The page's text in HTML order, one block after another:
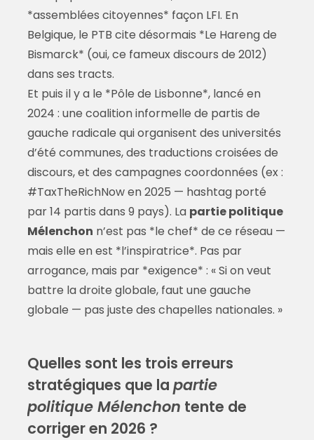
*assemblées citoyennes* façon LFI. En
Belgique, le PTB cite désormais *Le Hareng de
Bismarck* (oui, ce fameux discours de 2012)
dans ses tracts.
Et puis il y a le *Pôle de Lisbonne*, lancé en
2024 : une coalition informelle de partis de
gauche radicale qui organisent des universités
d’été communes, des traductions croisées de
discours, et des campagnes coordonnées (ex :
#TaxTheRichNow en 2025 — hashtag porté
par 14 partis dans 9 pays). La partie politique
Mélenchon n’est pas *le chef* de ce réseau —
mais elle en est *l’inspiratrice*. Pas par
arrogance, mais par *exigence* : « Si on veut
battre la droite globale, faut une gauche
globale — pas juste des chapelles nationales. »
Quelles sont les trois erreurs
stratégiques que la partie
politique Mélenchon tente de
corriger en 2026 ?